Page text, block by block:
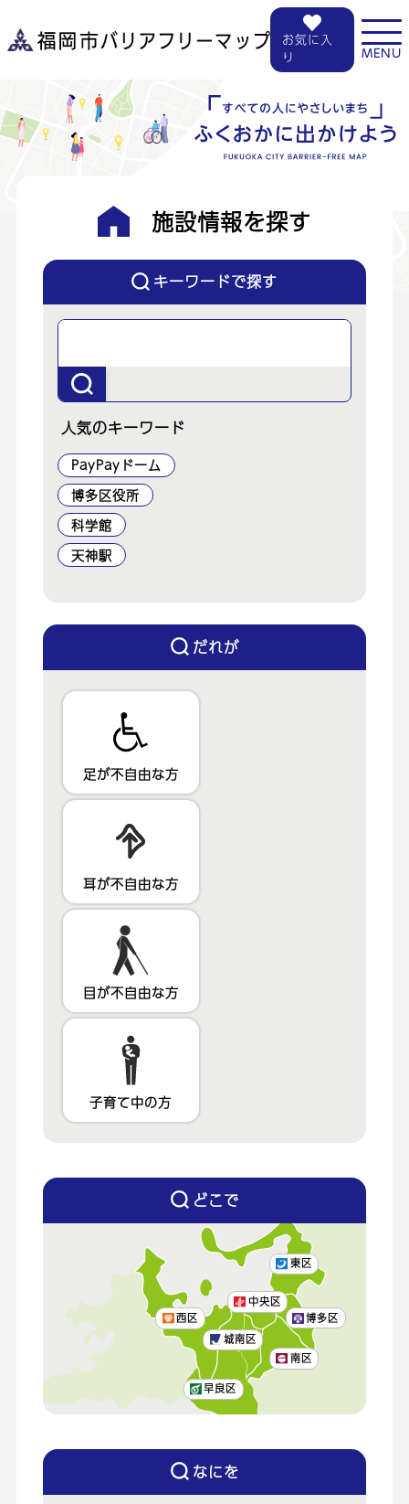
お気に入
り
MENU
施設情報を探す
キーワードで探す
人気のキーワード
PayPayドーム
博多区役所
科学館
天神駅
だれが
足が不自由な方
耳が不自由な方
目が不自由な方
子育て中の方
どこで
東区
博多区
中央区
南区
城南区
早良区
西区
なにを